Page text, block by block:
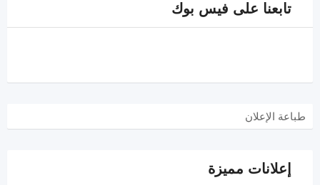
تابعنا على فيس بوك
طباعة الإعلان
إعلانات مميزة